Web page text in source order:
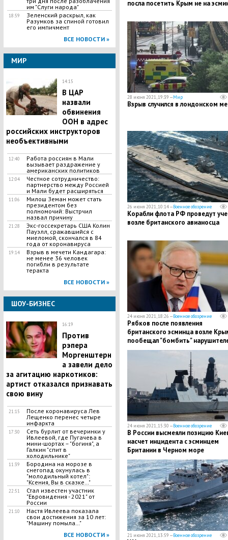
им "Слуги народа"
18:59
Зеленский раскрыл, как
Разумков за спиной готовил
его импичмент
ВСЕ НОВОСТИ »
МИР
14:15
В ЦАР
назвали
обвинения
ООН в адрес
российских инструкторов
необъективными
12:40
Работа россиян в Мали
вызывает раздражение у
американских политиков
12:04
Честное сотрудничество:
партнерство между Россией
и Мали будет расширяться
11:06
Милош Земан может стать
президентом без
полномочий: Выстрчил
назвал причину
21:28
Экс-госсекретарь США Колин
Пауэлл, сражавшийся с
миеломой, скончался в 84
года от коронавируса
19:14
Взрыв в мечети Кандагара:
не менее 36 человек
погибли в результате
теракта
ВСЕ НОВОСТИ »
ШОУ-БИЗНЕС
16:19
Против
рэпера
Моргенштерн
а завели дело
за агитацию наркотиков:
артист отказался признавать
свою вину
21:15
После коронавируса Лев
Лещенко перенес четыре
инфаркта
17:30
Сеть бурлит от вечеринки у
Ивлеевой, где Пугачева в
мини-шортах – "богиня", а
Галкин "спит в
холодильнике"
11:39
Бородина на морозе в
снегопад окунулась в
"молодильный котел":
"Ксения, Вы в сказке…"
22:51
Стал известен участник
"Евровидения - 2021" от
России
21:10
Настя Ивлеева показала
свои достижения за 10 лет:
"Машину помыла…"
ВСЕ НОВОСТИ »
посла посетить Крым не на
28 июня 2021, 19:39 —Мир
Взрыв случился в лондонском
26 июня 2021, 10:14 —Военное обозрение
Корабли флота РФ проведут
возле британского авианосца
24 июня 2021, 18:26 —Военное обозрение
Рябков после появления
британского эсминца возле
пообещал "бомбить"
границ России
24 июня 2021, 15:30 —Военное обозрение
В России высмеяли позицию
насчет инцидента с эсминцем
Британии в Черном море
21 июня 2021, 13:59 —Военное обозрение